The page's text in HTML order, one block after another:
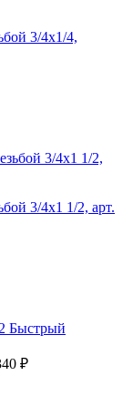
3/4x1/4,
3/4х1 1/2, арт.
Быстрый
₽